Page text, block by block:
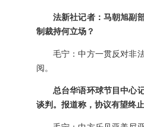
法新社记者：马朝旭副
制裁持何立场？
毛宁：中方一贯反对非
阅。
总台华语环球节目中心
谈判。报道称，协议有望终